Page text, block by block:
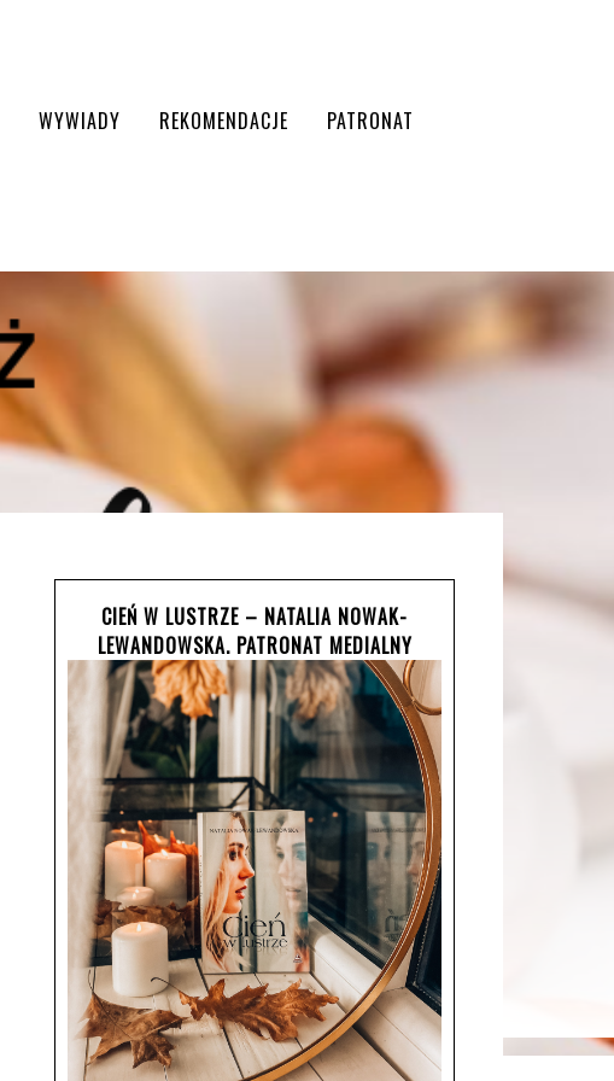
WYWIADY REKOMENDACJE PATRONAT
CIEŃ W LUSTRZE – NATALIA NOWAK-
LEWANDOWSKA. PATRONAT MEDIALNY